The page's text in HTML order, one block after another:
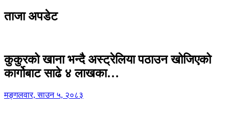
ताजा अपडेट
कुकुरको खाना भन्दै अस्ट्रेलिया पठाउन खोजिएको
कार्गोबाट साढे ४ लाखका…
मङ्गलवार, साउन ५, २०८३